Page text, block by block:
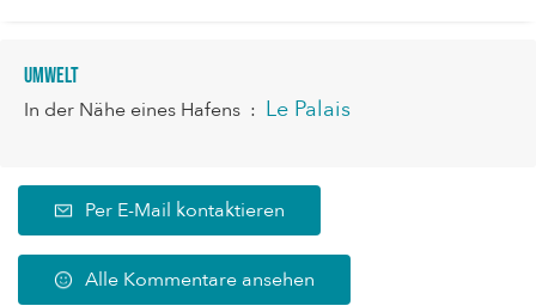
Umwelt
In der Nähe eines Hafens : Le Palais
Per E-Mail kontaktieren
Alle Kommentare ansehen